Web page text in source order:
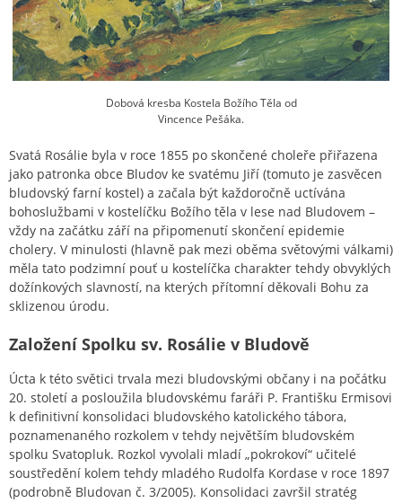
Dobová kresba Kostela Božího Těla od
Vincence Pešáka.
Svatá Rosálie byla v roce 1855 po skončené choleře přiřazena
jako patronka obce Bludov ke svatému Jiří (tomuto je zasvěcen
bludovský farní kostel) a začala být každoročně uctívána
bohoslužbami v kostelíčku Božího těla v lese nad Bludovem –
vždy na začátku září na připomenutí skončení epidemie
cholery. V minulosti (hlavně pak mezi oběma světovými válkami)
měla tato podzimní pouť u kostelíčka charakter tehdy obvyklých
dožínkových slavností, na kterých přítomní děkovali Bohu za
sklizenou úrodu.
Založení Spolku sv. Rosálie v Bludově
Úcta k této světici trvala mezi bludovskými občany i na počátku
20. století a posloužila bludovskému faráři P. Františku Ermisovi
k definitivní konsolidaci bludovského katolického tábora,
poznamenaného rozkolem v tehdy největším bludovském
spolku Svatopluk. Rozkol vyvolali mladí „pokrokoví“ učitelé
soustředění kolem tehdy mladého Rudolfa Kordase v roce 1897
(podrobně Bludovan č. 3/2005). Konsolidaci završil stratég